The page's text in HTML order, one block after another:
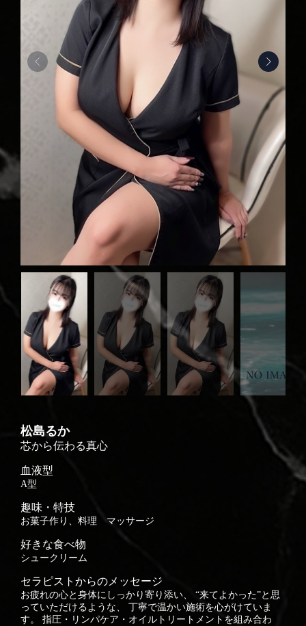
松島るか
芯から伝わる真心
血液型
A型
趣味・特技
お菓子作り、料理 マッサージ
好きな食べ物
シュークリーム
セラピストからのメッセージ
お疲れの心と身体にしっかり寄り添い、 “来てよかった”と思
っていただけるような、 丁寧で温かい施術を心がけていま
す。 指圧・リンパケア・オイルトリートメントを組み合わ